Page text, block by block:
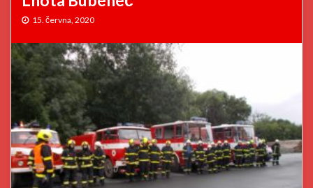
15. června, 2020